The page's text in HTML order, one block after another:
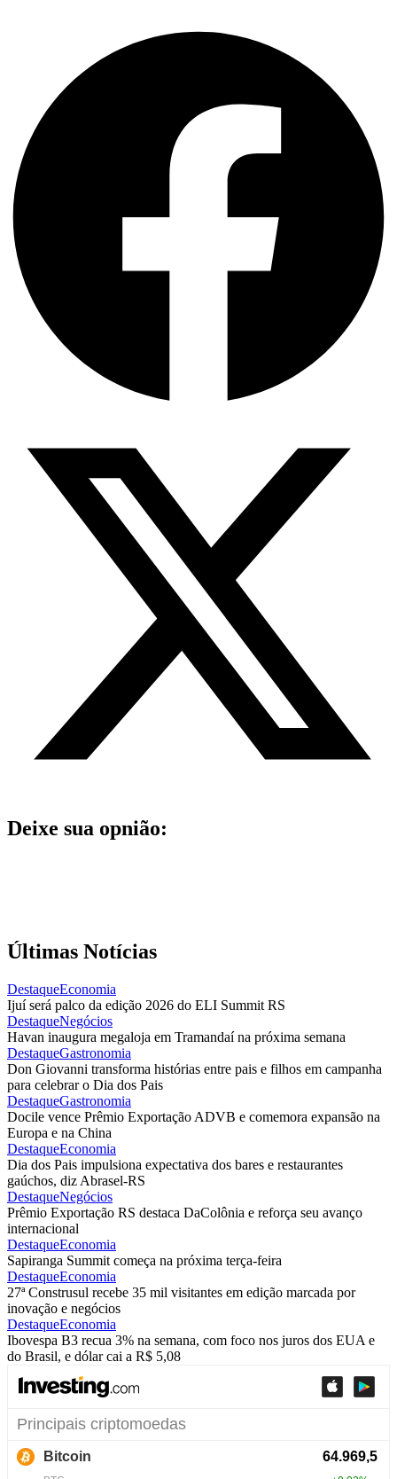
Deixe sua opnião:
Últimas Notícias
DestaqueEconomia
Ijuí será palco da edição 2026 do ELI Summit RS
DestaqueNegócios
Havan inaugura megaloja em Tramandaí na próxima semana
DestaqueGastronomia
Don Giovanni transforma histórias entre pais e filhos em campanha
para celebrar o Dia dos Pais
DestaqueGastronomia
Docile vence Prêmio Exportação ADVB e comemora expansão na
Europa e na China
DestaqueEconomia
Dia dos Pais impulsiona expectativa dos bares e restaurantes
gaúchos, diz Abrasel-RS
DestaqueNegócios
Prêmio Exportação RS destaca DaColônia e reforça seu avanço
internacional
DestaqueEconomia
Sapiranga Summit começa na próxima terça-feira
DestaqueEconomia
27ª Construsul recebe 35 mil visitantes em edição marcada por
inovação e negócios
DestaqueEconomia
Ibovespa B3 recua 3% na semana, com foco nos juros dos EUA e
do Brasil, e dólar cai a R$ 5,08